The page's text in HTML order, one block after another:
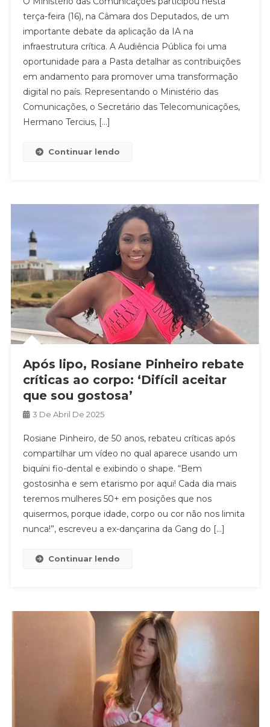
terça-feira (16), na Câmara dos Deputados, de um
importante debate da aplicação da IA na
infraestrutura crítica. A Audiência Pública foi uma
oportunidade para a Pasta detalhar as contribuições
em andamento para promover uma transformação
digital no país. Representando o Ministério das
Comunicações, o Secretário das Telecomunicações,
Hermano Tercius, […]
Continuar lendo
Após lipo, Rosiane Pinheiro rebate
críticas ao corpo: ‘Difícil aceitar
que sou gostosa’
3 De Abril De 2025
Rosiane Pinheiro, de 50 anos, rebateu críticas após
compartilhar um vídeo no qual aparece usando um
biquíni fio-dental e exibindo o shape. “Bem
gostosinha e sem etarismo por aqui! Cada dia mais
teremos mulheres 50+ em posições que nos
quisermos, porque idade, corpo ou cor não nos limita
nunca!”, escreveu a ex-dançarina da Gang do […]
Continuar lendo